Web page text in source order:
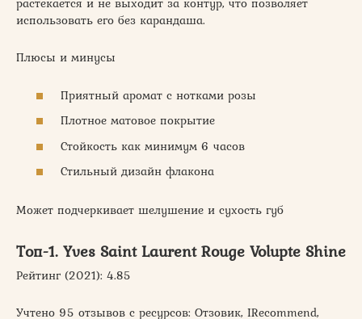
использовать его без карандаша.
Плюсы и минусы
Приятный аромат с нотками розы
Плотное матовое покрытие
Стойкость как минимум 6 часов
Стильный дизайн флакона
Может подчеркивает шелушение и сухость губ
Топ-1. Yves Saint Laurent Rouge Volupte Shine
Рейтинг (2021): 4.85
Учтено 95 отзывов с ресурсов: Отзовик, IRecommend,